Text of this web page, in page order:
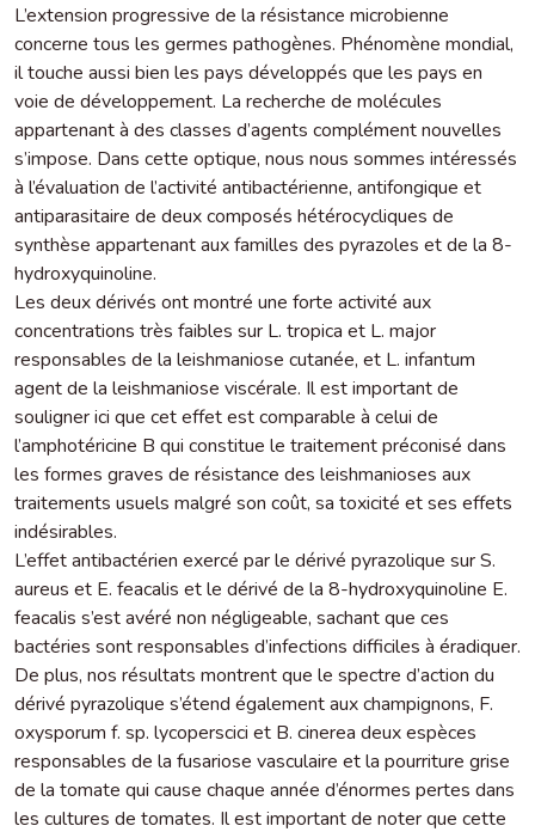
L’extension progressive de la résistance microbienne
concerne tous les germes pathogènes. Phénomène mondial,
il touche aussi bien les pays développés que les pays en
voie de développement. La recherche de molécules
appartenant à des classes d’agents complément nouvelles
s’impose. Dans cette optique, nous nous sommes intéressés
à l’évaluation de l’activité antibactérienne, antifongique et
antiparasitaire de deux composés hétérocycliques de
synthèse appartenant aux familles des pyrazoles et de la 8-
hydroxyquinoline.
Les deux dérivés ont montré une forte activité aux
concentrations très faibles sur L. tropica et L. major
responsables de la leishmaniose cutanée, et L. infantum
agent de la leishmaniose viscérale. Il est important de
souligner ici que cet effet est comparable à celui de
l’amphotéricine B qui constitue le traitement préconisé dans
les formes graves de résistance des leishmanioses aux
traitements usuels malgré son coût, sa toxicité et ses effets
indésirables.
L’effet antibactérien exercé par le dérivé pyrazolique sur S.
aureus et E. feacalis et le dérivé de la 8-hydroxyquinoline E.
feacalis s’est avéré non négligeable, sachant que ces
bactéries sont responsables d’infections difficiles à éradiquer.
De plus, nos résultats montrent que le spectre d’action du
dérivé pyrazolique s’étend également aux champignons, F.
oxysporum f. sp. lycoperscici et B. cinerea deux espèces
responsables de la fusariose vasculaire et la pourriture grise
de la tomate qui cause chaque année d’énormes pertes dans
les cultures de tomates. Il est important de noter que cette